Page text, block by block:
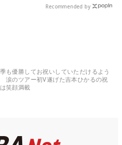
Recommended by
季も優勝してお祝いしていただけるよう
涙のツアー初V遂げた吉本ひかるの祝
笑顔満載